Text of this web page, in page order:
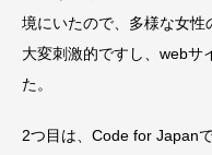
境にいたので、多様な女性
大変刺激的ですし、webサ
た。
2つ目は、Code for Japan